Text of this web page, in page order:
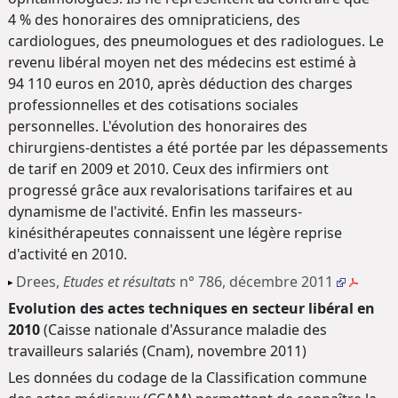
4 % des honoraires des omnipraticiens, des
cardiologues, des pneumologues et des radiologues. Le
revenu libéral moyen net des médecins est estimé à
94 110 euros en 2010, après déduction des charges
professionnelles et des cotisations sociales
personnelles. L'évolution des honoraires des
chirurgiens-dentistes a été portée par les dépassements
de tarif en 2009 et 2010. Ceux des infirmiers ont
progressé grâce aux revalorisations tarifaires et au
dynamisme de l'activité. Enfin les masseurs-
kinésithérapeutes connaissent une légère reprise
d'activité en 2010.
Drees, Etudes et résultats n° 786, décembre 2011
Evolution des actes techniques en secteur libéral en
2010(Caisse nationale d'Assurance maladie des
travailleurs salariés (Cnam), novembre 2011)
Les données du codage de la Classification commune